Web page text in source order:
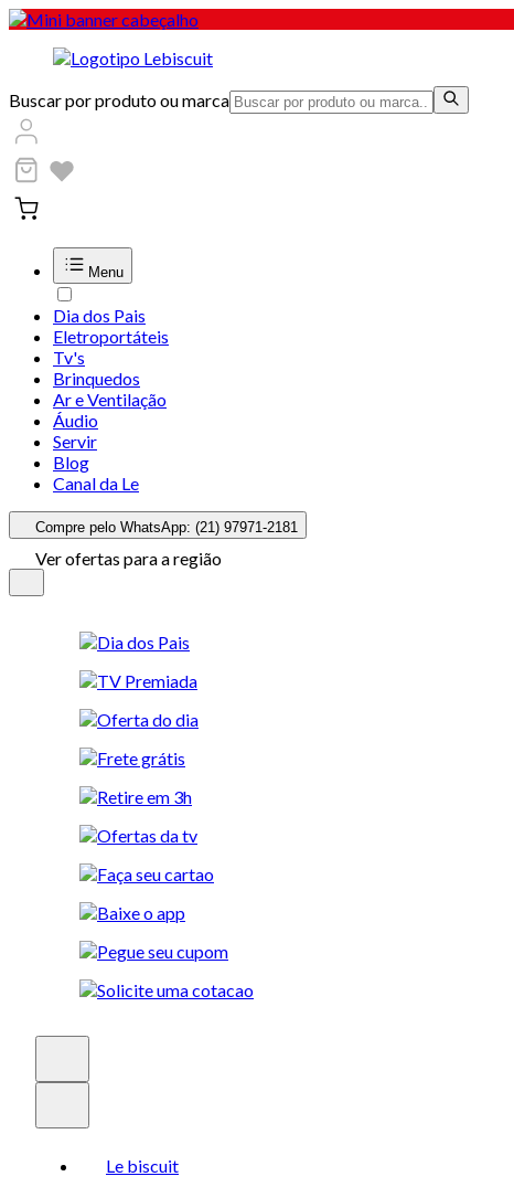
Buscar por produto ou marca
Menu
Dia dos Pais
Eletroportáteis
Tv's
Brinquedos
Ar e Ventilação
Áudio
Servir
Blog
Canal da Le
Compre pelo WhatsApp: (21) 97971-2181
Ver ofertas para a região
Le biscuit